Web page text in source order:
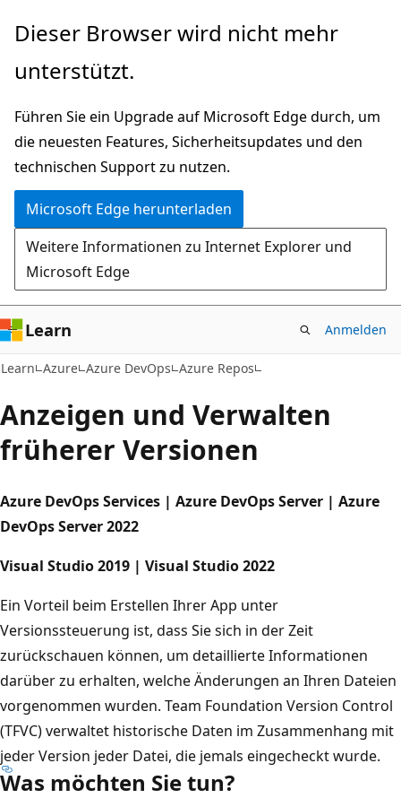
Zu
wechseln
Dieser Browser wird nicht mehr
unterstützt.
Führen Sie ein Upgrade auf Microsoft Edge durch, um
die neuesten Features, Sicherheitsupdates und den
technischen Support zu nutzen.
Microsoft Edge herunterladen
Weitere Informationen zu Internet Explorer und
Microsoft Edge
Learn Anmelden
Learn Azure Azure DevOps Azure Repos
Anzeigen und Verwalten
früherer Versionen
Azure DevOps Services | Azure DevOps Server | Azure
DevOps Server 2022
Visual Studio 2019 | Visual Studio 2022
Ein Vorteil beim Erstellen Ihrer App unter
Versionssteuerung ist, dass Sie sich in der Zeit
zurückschauen können, um detaillierte Informationen
darüber zu erhalten, welche Änderungen an Ihren Dateien
vorgenommen wurden. Team Foundation Version Control
(TFVC) verwaltet historische Daten im Zusammenhang mit
jeder Version jeder Datei, die jemals eingecheckt wurde.
Was möchten Sie tun?